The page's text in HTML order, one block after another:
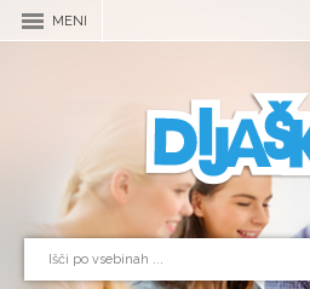
MENI